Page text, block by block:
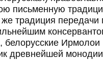
письменную
традиция передачи
белорусские
древнейшей